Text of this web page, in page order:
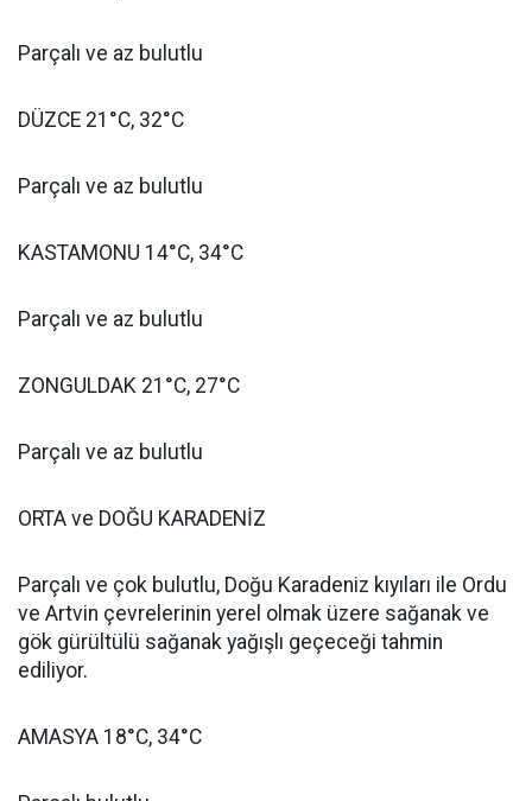
Parçalı ve az bulutlu
DÜZCE 21°C, 32°C
Parçalı ve az bulutlu
KASTAMONU 14°C, 34°C
Parçalı ve az bulutlu
ZONGULDAK 21°C, 27°C
Parçalı ve az bulutlu
ORTA ve DOĞU KARADENİZ
Parçalı ve çok bulutlu, Doğu Karadeniz kıyıları ile Ordu
ve Artvin çevrelerinin yerel olmak üzere sağanak ve
gök gürültülü sağanak yağışlı geçeceği tahmin
ediliyor.
AMASYA 18°C, 34°C